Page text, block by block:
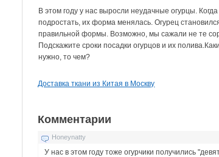
В этом году у нас выросли неудачные огурцы.
подростать, их форма менялась. Огурец
правильной формы. Возможно, мы сажали не те
Подскажите сроки посадки огурцов и их
нужно, то чем?
Доставка ткани из Китая в Москву
Комментарии
Honeynatty
У нас в этом году тоже огурчики получились